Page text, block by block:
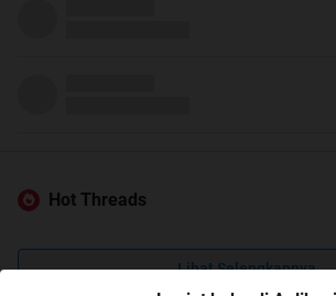
Hot Threads
Lihat Selengkapnya